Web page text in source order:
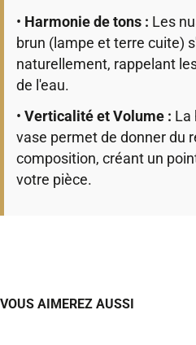
• Harmonie de tons : Les
brun (lampe et terre cuite)
naturellement, rappelant
de l'eau.
• Verticalité et Volume : La
vase permet de donner du
composition, créant un
votre pièce.
VOUS AIMEREZ AUSSI